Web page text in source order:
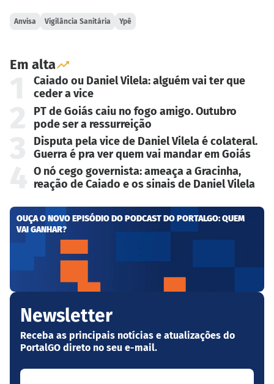
Anvisa Vigilância Sanitária Ypê
Em alta
Caiado ou Daniel Vilela: alguém vai ter que
ceder a vice
PT de Goiás caiu no fogo amigo. Outubro
pode ser a ressurreição
Disputa pela vice de Daniel Vilela é colateral.
Guerra é pra ver quem vai mandar em Goiás
O nó cego governista: ameaça a Gracinha,
reação de Caiado e os sinais de Daniel Vilela
OUÇA O NOVO EPISÓDIO DO PODCAST DO PORTALGO: QUEM
VAI GANHAR?
Newsletter
Receba as principais notícias e atualizações do
PortalGO direto no seu e-mail.
Seu nome